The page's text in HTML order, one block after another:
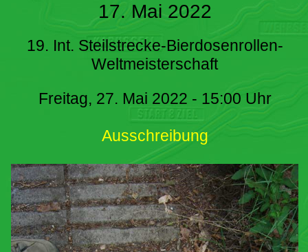
17. Mai 2022
19. Int. Steilstrecke-Bierdosenrollen-
Weltmeisterschaft
Freitag, 27. Mai 2022 - 15:00 Uhr
Ausschreibung